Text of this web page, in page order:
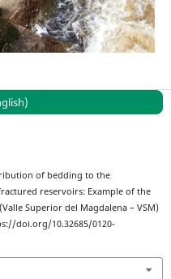
of bedding to the
reservoirs: Example of the
Superior del Magdalena – VSM)
doi.org/10.32685/0120-